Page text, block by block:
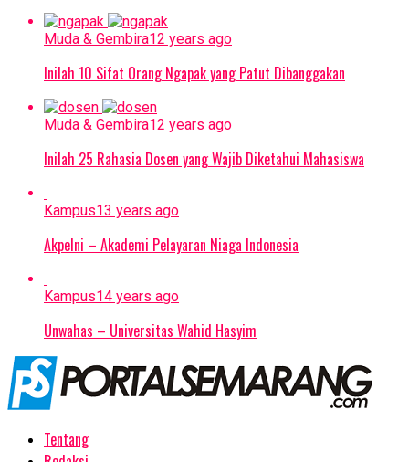
Muda & Gembira12 years ago
Inilah 10 Sifat Orang Ngapak yang Patut Dibanggakan
Muda & Gembira12 years ago
Inilah 25 Rahasia Dosen yang Wajib Diketahui Mahasiswa
Kampus13 years ago
Akpelni – Akademi Pelayaran Niaga Indonesia
Kampus14 years ago
Unwahas – Universitas Wahid Hasyim
Tentang